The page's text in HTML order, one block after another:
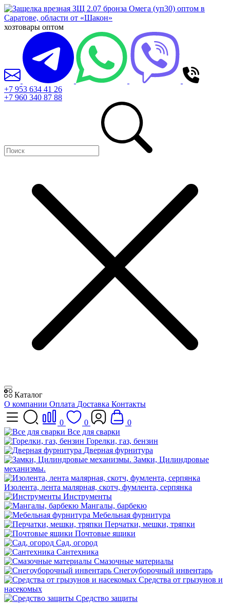
хозтовары оптом
+7 953 634 41 26
+7 960 340 87 88
Каталог
О компании Оплата Доставка Контакты
0 0
0
Все для сварки
Горелки, газ, бензин
Дверная фурнитура
Замки, Цилиндровые
механизмы.
Изолента, лента малярная, скотч, фумлента, серпянка
Инструменты
Мангалы, барбекю
Мебельная фурнитура
Перчатки, мешки, тряпки
Почтовые ящики
Сад, огород
Сантехника
Смазочные материалы
Снегоуборочный инвентарь
Средства от грызунов и
насекомых
Средство защиты